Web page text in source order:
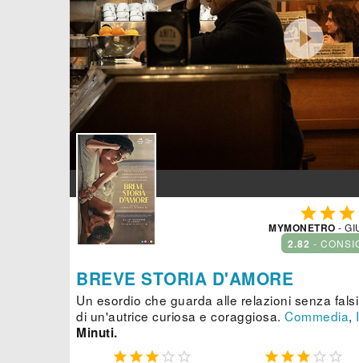


MYMONETRO -
2.82 -
BREVE STORIA D'AMORE
Un esordio che guarda alle relazioni senza
di un'autrice curiosa e coraggiosa. Commedia,
Minuti.
         